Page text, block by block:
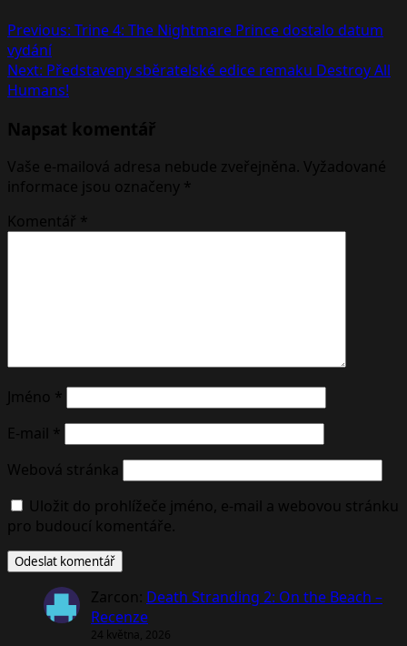
Post
navigation
Previous: Trine 4: The Nightmare Prince dostalo datum
vydání
Next: Představeny sběratelské edice remaku Destroy All
Humans!
Napsat komentář
Vaše e-mailová adresa nebude zveřejněna. Vyžadované
informace jsou označeny *
Komentář *
Jméno *
E-mail *
Webová stránka
Uložit do prohlížeče jméno, e-mail a webovou stránku
pro budoucí komentáře.
Zarcon: Death Stranding 2: On the Beach –
Recenze
24 května, 2026